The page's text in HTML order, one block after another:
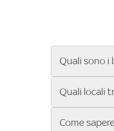
Quali sono i
Se cerchi un
ENILIVE, la
Sky Bar ti
Quali locali
Vuoi sapere
Come